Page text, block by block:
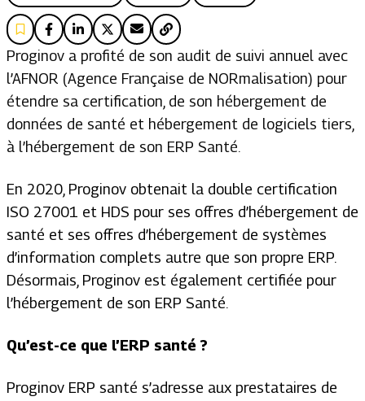
Proginov a profité de son audit de suivi annuel avec
l’AFNOR (Agence Française de NORmalisation) pour
étendre sa certification, de son hébergement de
données de santé et hébergement de logiciels tiers,
à l’hébergement de son ERP Santé.
En 2020, Proginov obtenait la double certification
ISO 27001 et HDS pour ses offres d’hébergement de
santé et ses offres d’hébergement de systèmes
d’information complets autre que son propre ERP.
Désormais, Proginov est également certifiée pour
l’hébergement de son ERP Santé.
Qu’est-ce que l’ERP santé ?
Proginov ERP santé s’adresse aux prestataires de